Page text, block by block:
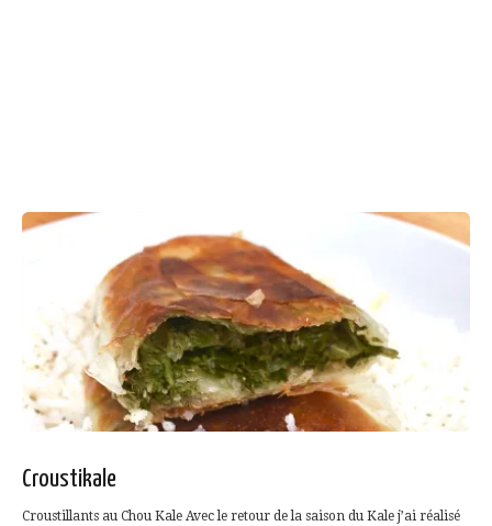
Croustikale
Croustillants au Chou Kale Avec le retour de la saison du Kale j’ai réalisé